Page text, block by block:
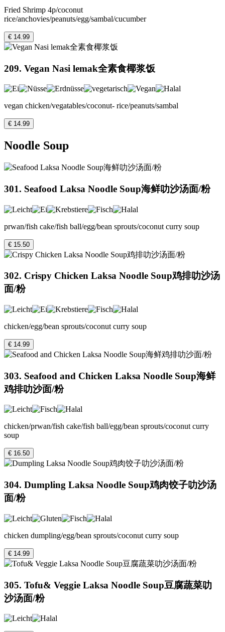
Fried Shrimp 4p/coconut
rice/anchovies/peanuts/egg/sambal/cucumber
€ 14.99
209. Vegan Nasi lemak全素食椰浆饭
vegan chicken/vegatables/coconut- rice/peanuts/sambal
€ 14.99
Noodle Soup
301. Seafood Laksa Noodle Soup海鲜叻沙汤面/粉
prwan/fish cake/fish ball/egg/bean sprouts/coconut curry soup
€ 15.50
302. Crispy Chicken Laksa Noodle Soup鸡排叻沙汤
面/粉
chicken/egg/bean sprouts/coconut curry soup
€ 14.99
303. Seafood and Chicken Laksa Noodle Soup海鲜
鸡排叻沙面/粉
chicken/prwan/fish cake/fish ball/egg/bean sprouts/coconut curry
soup
€ 16.50
304. Dumpling Laksa Noodle Soup鸡肉饺子叻沙汤
面/粉
chicken dumpling/egg/bean sprouts/coconut curry soup
€ 14.99
305. Tofu& Veggie Laksa Noodle Soup豆腐蔬菜叻
沙汤面/粉